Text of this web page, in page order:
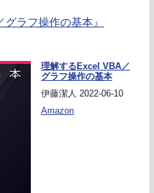
グラフ操作の基本』
理解するExcel VBA／
グラフ操作の基本
伊藤潔人 2022-06-10
Amazon